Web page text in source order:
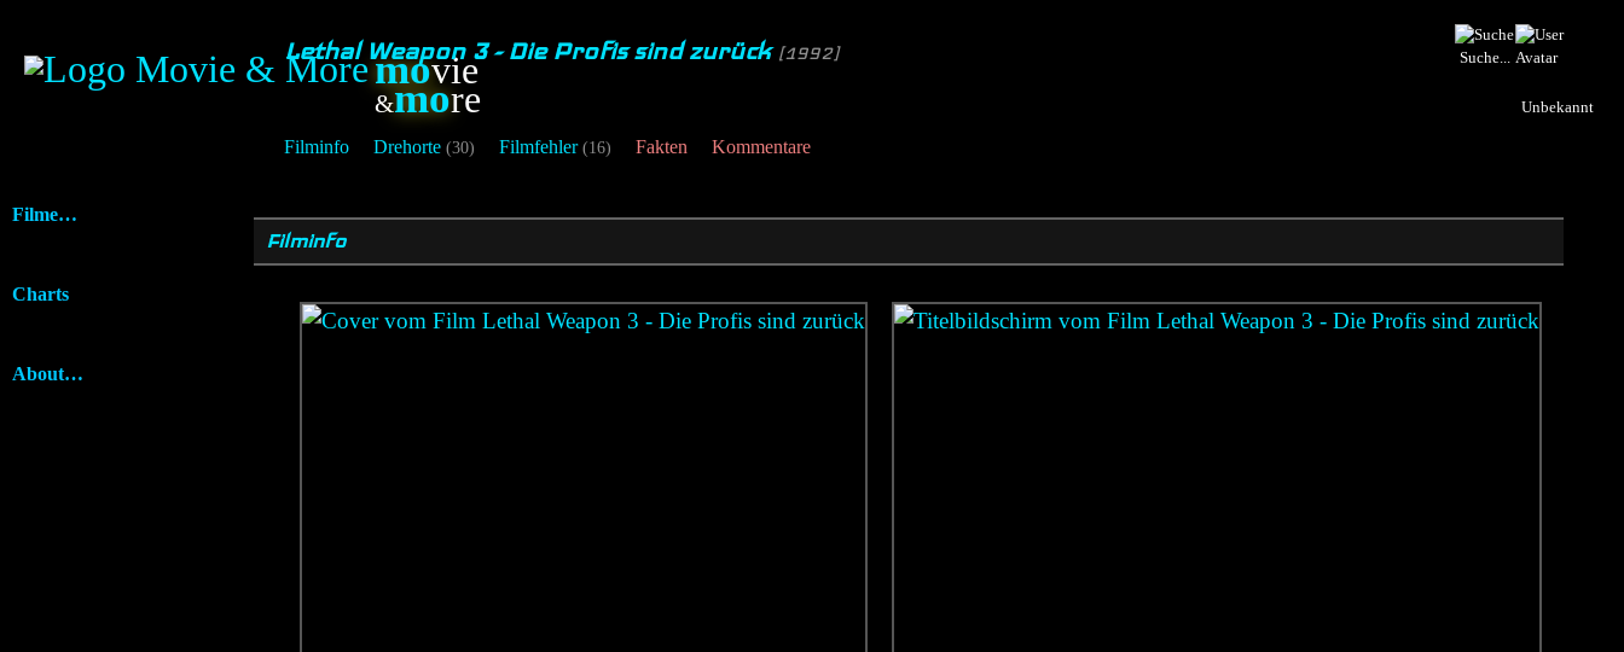
movie
&more
Suche...
Unbekannt
Lethal Weapon 3 - Die Profis sind zurück [1992]
Filminfo Drehorte (30) Filmfehler (16) Fakten Kommentare
Filme…
Charts
About…
Filminfo